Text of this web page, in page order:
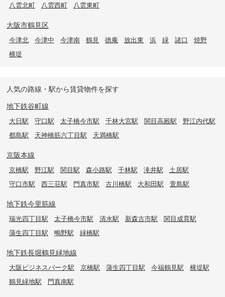
八雲北町
八雲西町 八雲東町
大阪市鶴見区
今津北 今津中 今津南 鶴見 徳庵 放出東 浜 緑 諸口
焼野
横堤
人気の路線・駅から賃貸物件を探す
地下鉄谷町線
大日駅 守口駅 太子橋今市駅 千林大宮駅 関目高殿駅
野江内代駅
都島駅
天神橋筋六丁目駅 天満橋駅
京阪本線
京橋駅 野江駅 関目駅 森小路駅 千林駅 滝井駅
土居駅
守口市駅
西三荘駅 門真市駅 古川橋駅 大和田駅 萱島駅
地下鉄今里筋線
瑞光四丁目駅 太子橋今市駅 清水駅 新森古市駅
関目成育駅
蒲生四丁目駅
鴫野駅 緑橋駅
地下鉄長堀鶴見緑地線
大阪ビジネスパーク駅 京橋駅 蒲生四丁目駅 今福鶴見駅
横堤駅
鶴見緑地駅
門真南駅